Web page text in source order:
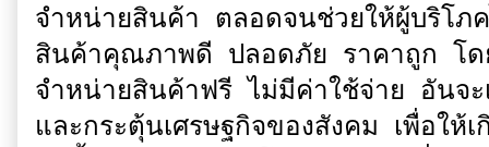
จำหน่ายสินค้า ตลอดจนช่วยให้ผู้บริโภ
สินค้าคุณภาพดี ปลอดภัย ราคาถูก โด
จำหน่ายสินค้าฟรี ไม่มีค่าใช้จ่าย อันจะ
และกระตุ้นเศรษฐกิจของสังคม เพื่อให้